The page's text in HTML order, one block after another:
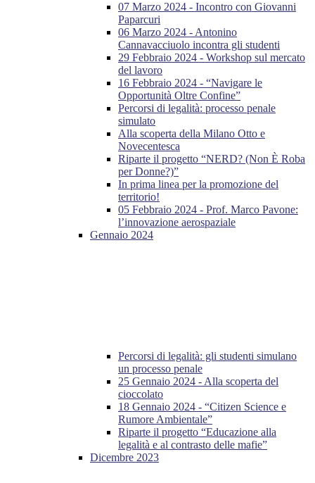
07 Marzo 2024 - Incontro con Giovanni
Paparcuri
06 Marzo 2024 - Antonino
Cannavacciuolo incontra gli studenti
29 Febbraio 2024 - Workshop sul mercato
del lavoro
16 Febbraio 2024 - “Navigare le
Opportunità Oltre Confine”
Percorsi di legalità: processo penale
simulato
Alla scoperta della Milano Otto e
Novecentesca
Riparte il progetto “NERD? (Non È Roba
per Donne?)”
In prima linea per la promozione del
territorio!
05 Febbraio 2024 - Prof. Marco Pavone:
l’innovazione aerospaziale
Gennaio 2024
Percorsi di legalità: gli studenti simulano
un processo penale
25 Gennaio 2024 - Alla scoperta del
cioccolato
18 Gennaio 2024 - “Citizen Science e
Rumore Ambientale”
Riparte il progetto “Educazione alla
legalità e al contrasto delle mafie”
Dicembre 2023